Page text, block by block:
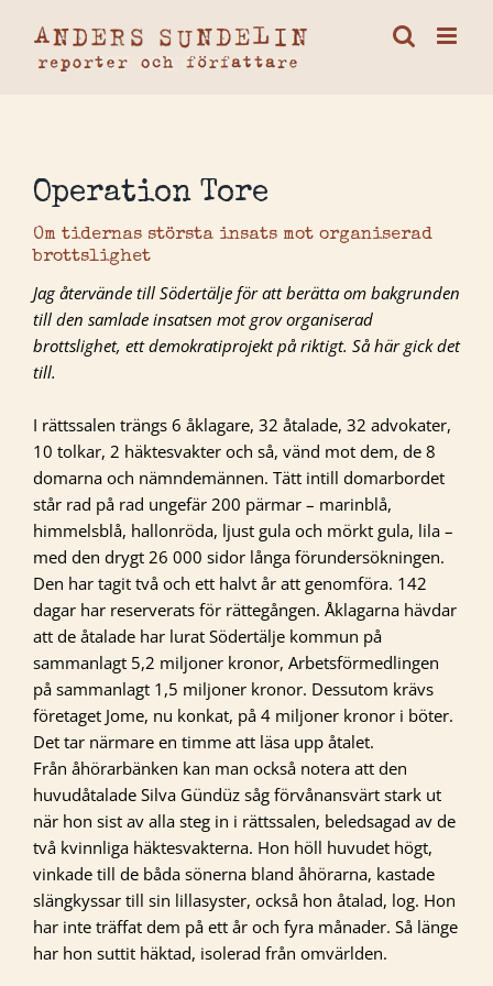
innehållet
Operation Tore
Om tidernas största insats mot organiserad
brottslighet
Jag återvände till Södertälje för att berätta om bakgrunden
till den samlade insatsen mot grov organiserad
brottslighet, ett demokratiprojekt på riktigt. Så här gick det
till.
I rättssalen trängs 6 åklagare, 32 åtalade, 32 advokater,
10 tolkar, 2 häktesvakter och så, vänd mot dem, de 8
domarna och nämndemännen. Tätt intill domarbordet
står rad på rad ungefär 200 pärmar – marinblå,
himmelsblå, hallonröda, ljust gula och mörkt gula, lila –
med den drygt 26 000 sidor långa förundersökningen.
Den har tagit två och ett halvt år att genomföra. 142
dagar har reserverats för rättegången. Åklagarna hävdar
att de åtalade har lurat Södertälje kommun på
sammanlagt 5,2 miljoner kronor, Arbetsförmedlingen
på sammanlagt 1,5 miljoner kronor. Dessutom krävs
företaget Jome, nu konkat, på 4 miljoner kronor i böter.
Det tar närmare en timme att läsa upp åtalet.
Från åhörarbänken kan man också notera att den
huvudåtalade Silva Gündüz såg förvånansvärt stark ut
när hon sist av alla steg in i rättssalen, beledsagad av de
två kvinnliga häktesvakterna. Hon höll huvudet högt,
vinkade till de båda sönerna bland åhörarna, kastade
slängkyssar till sin lillasyster, också hon åtalad, log. Hon
har inte träffat dem på ett år och fyra månader. Så länge
har hon suttit häktad, isolerad från omvärlden.